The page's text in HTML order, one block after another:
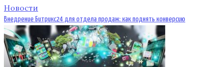
Новости
Внедрение Битрикс24 для отдела продаж: как поднять конверсию